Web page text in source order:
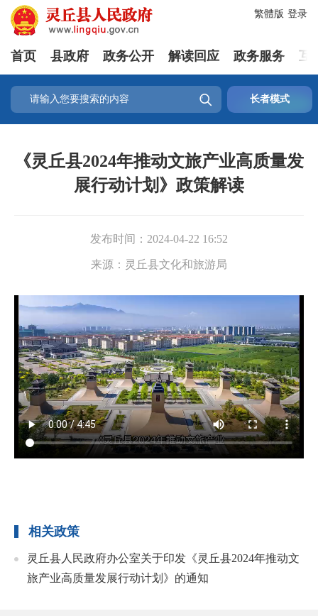
登录
繁體版
首页 县政府 政务公开 解读回应 政务服务 互
 长者模式
《灵丘县2024年推动文旅产业高质量发
展行动计划》政策解读
发布时间： 2024-04-22 16:52
来源： 灵丘县文化和旅游局
相关政策
灵丘县人民政府办公室关于印发《灵丘县2024年推动文
旅产业高质量发展行动计划》的通知